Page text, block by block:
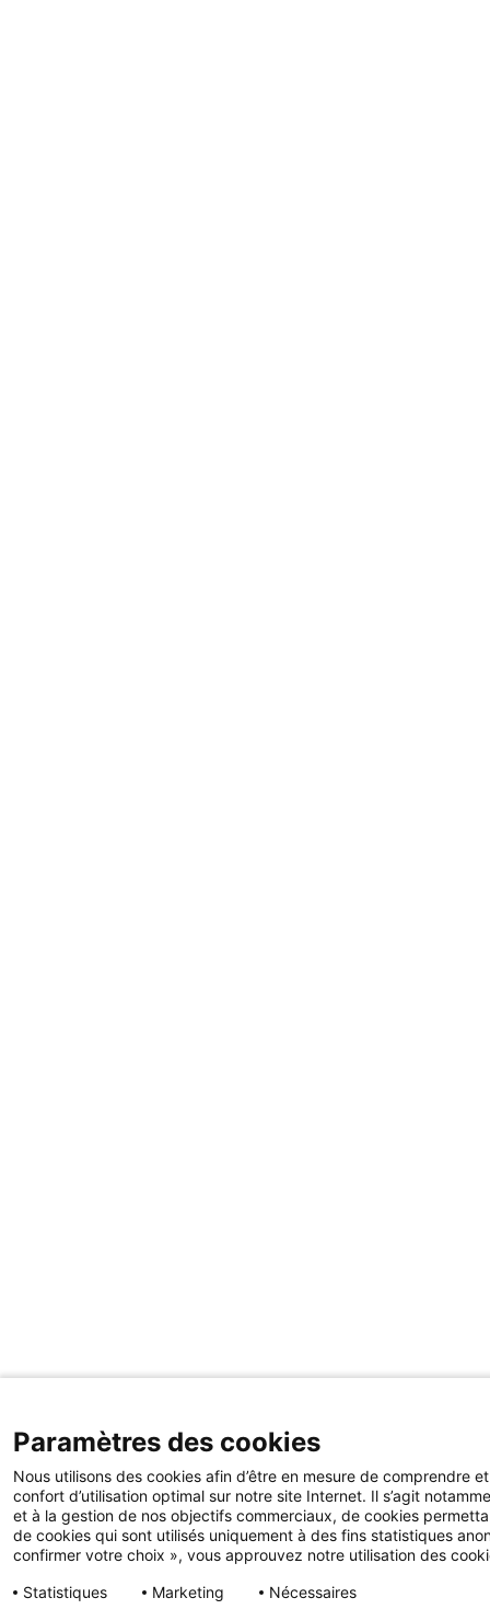
Paramètres des cookies
Nous utilisons des cookies afin d’être en mesure de comprendre
confort d’utilisation optimal sur notre site Internet. Il s’agit
et à la gestion de nos objectifs commerciaux, de cookies
de cookies qui sont utilisés uniquement à des fins statistiques
confirmer votre choix », vous approuvez notre utilisation des
Statistiques
Marketing
Nécessaires